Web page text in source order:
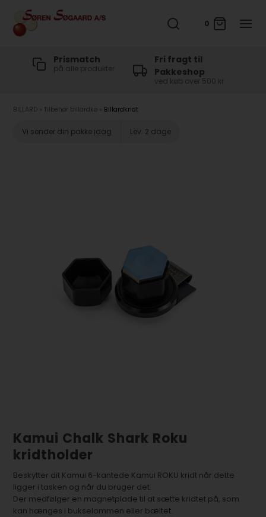
0
Prismatch
på alle produkter
Fri fragt til
Pakkeshop
ved køb over 500 kr
BILLARD Tilbehør billardkø Billardkridt
Vi sender din pakke idag Lev. 2 dage
Kamui Chalk Shark Roku
kridtholder
Beskytter dit Kamui 6-kantede Kamui ROKU kridt når dette
ligger i tasken og når du bruger det.
Der medfølger en magnetplade til at sætte kridtet på, som
kan hænges i bukselommen eller bæltet.